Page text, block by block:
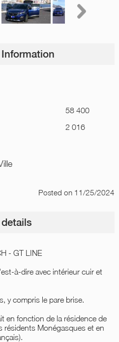
Information
58 400
2 016
Postedon 11/25/2024
- GT LINE
à-dire avec intérieur cuir et
y compris le pare brise.
en fonction de la résidence de
résidents Monégasques et en